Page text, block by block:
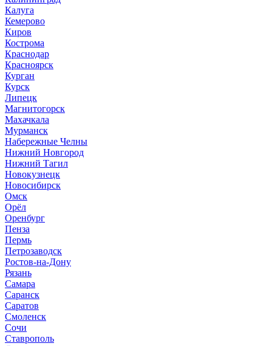
Калуга
Кемерово
Киров
Кострома
Краснодар
Красноярск
Курган
Курск
Липецк
Магнитогорск
Махачкала
Мурманск
Набережные Челны
Нижний Новгород
Нижний Тагил
Новокузнецк
Новосибирск
Омск
Орёл
Оренбург
Пенза
Пермь
Петрозаводск
Ростов-на-Дону
Рязань
Самара
Саранск
Саратов
Смоленск
Сочи
Ставрополь